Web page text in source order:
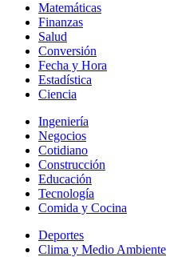
Matemáticas
Finanzas
Salud
Conversión
Fecha y Hora
Estadística
Ciencia
Ingeniería
Negocios
Cotidiano
Construcción
Educación
Tecnología
Comida y Cocina
Deportes
Clima y Medio Ambiente